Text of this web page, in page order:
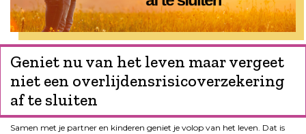
Geniet nu van het leven maar vergeet
niet een overlijdensrisicoverzekering
af te sluiten
Samen met je partner en kinderen geniet je volop van het leven. Dat is